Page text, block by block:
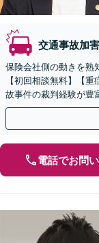
交通事故加
保険会社側の動きを熟
【初回相談無料】【
故事件の裁判経験が豊
「納得いかない過失割
電話でお問